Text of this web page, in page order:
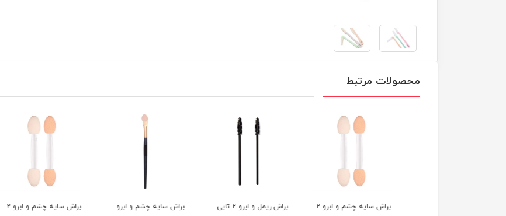
محصولات مرتبط
براش سایه چشم و ابرو ۲
براش ریمل و ابرو ۲ تایی
براش سایه چشم و ابرو
براش سایه چشم و ابرو ۲